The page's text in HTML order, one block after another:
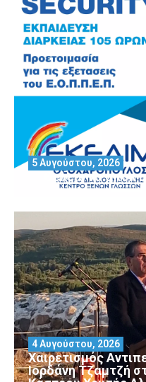
Θέλεις να
5 Αυγούστου, 2026
Χαιρετισμός
Ιορδάνη Τζαμτζή
4 Αυγούστου, 2026